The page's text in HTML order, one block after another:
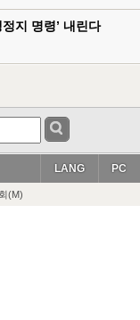
지 명령’ 내린다
PC
LANG
(M)